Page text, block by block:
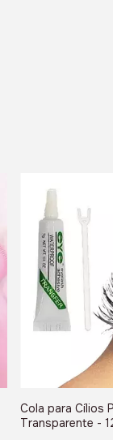
Cola para Cílios
Transparente -